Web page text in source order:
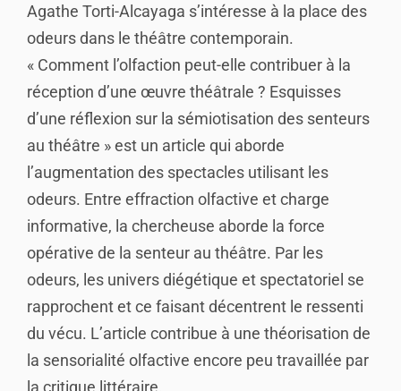
Agathe Torti-Alcayaga s’intéresse à la place des
odeurs dans le théâtre contemporain.
« Comment l’olfaction peut-elle contribuer à la
réception d’une œuvre théâtrale ? Esquisses
d’une réflexion sur la sémiotisation des senteurs
au théâtre » est un article qui aborde
l’augmentation des spectacles utilisant les
odeurs. Entre effraction olfactive et charge
informative, la chercheuse aborde la force
opérative de la senteur au théâtre. Par les
odeurs, les univers diégétique et spectatoriel se
rapprochent et ce faisant décentrent le ressenti
du vécu. L’article contribue à une théorisation de
la sensorialité olfactive encore peu travaillée par
la critique littéraire.